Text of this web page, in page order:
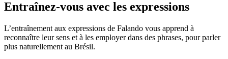
Entraînez-vous avec les expressions
L’entraînement aux expressions de Falando vous apprend à
reconnaître leur sens et à les employer dans des phrases, pour parler
plus naturellement au Brésil.